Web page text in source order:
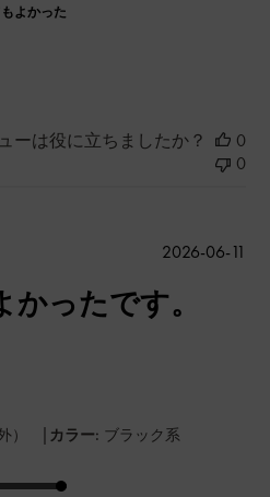
よかった
ーは役に立ちましたか？
0
0
ったです。
） | カラー: ブラック系
2026-06-11